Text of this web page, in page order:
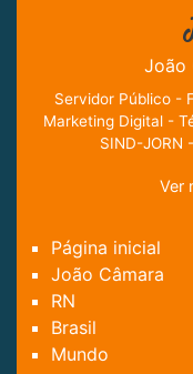
João
Servidor Público -
Marketing Digital -
SIND-JORN
Ver
Página inicial
João Câmara
RN
Brasil
Mundo